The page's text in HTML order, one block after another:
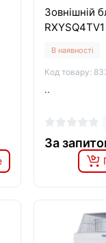
Зовнішній
RXYSQ4TV1
В наявності
Код товару:
..
За